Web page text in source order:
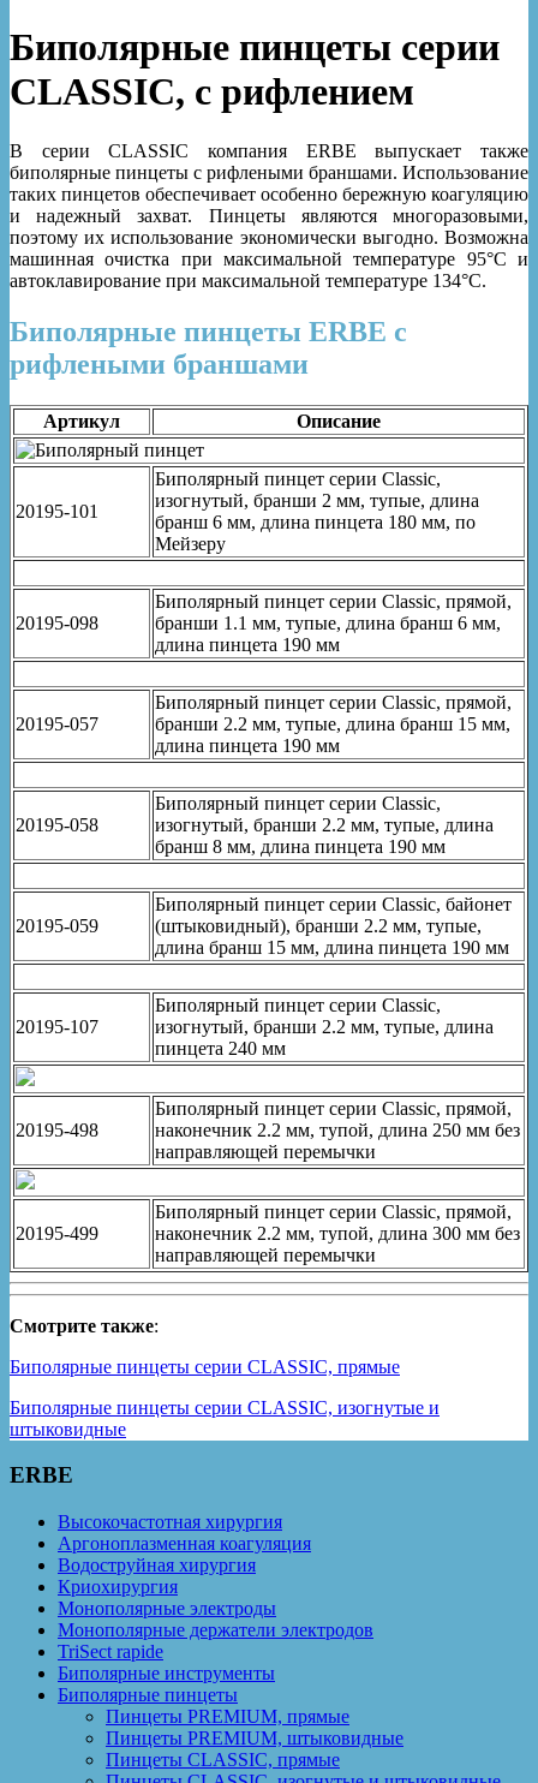
Биполярные пинцеты серии
CLASSIC, с рифлением
В серии CLASSIC компания ERBE выпускает также
биполярные пинцеты с рифлеными браншами. Использование
таких пинцетов обеспечивает особенно бережную коагуляцию
и надежный захват. Пинцеты являются многоразовыми,
поэтому их использование экономически выгодно. Возможна
машинная очистка при максимальной температуре 95°C и
автоклавирование при максимальной температуре 134°C.
Биполярные пинцеты ERBE с
рифлеными браншами
Артикул Описание
20195-101
Биполярный пинцет серии Classic,
изогнутый, бранши 2 мм, тупые, длина
бранш 6 мм, длина пинцета 180 мм, по
Мейзеру
20195-098
Биполярный пинцет серии Classic, прямой,
бранши 1.1 мм, тупые, длина бранш 6 мм,
длина пинцета 190 мм
20195-057
Биполярный пинцет серии Classic, прямой,
бранши 2.2 мм, тупые, длина бранш 15 мм,
длина пинцета 190 мм
20195-058
Биполярный пинцет серии Classic,
изогнутый, бранши 2.2 мм, тупые, длина
бранш 8 мм, длина пинцета 190 мм
20195-059
Биполярный пинцет серии Classic, байонет
(штыковидный), бранши 2.2 мм, тупые,
длина бранш 15 мм, длина пинцета 190 мм
20195-107
Биполярный пинцет серии Classic,
изогнутый, бранши 2.2 мм, тупые, длина
пинцета 240 мм
20195-498
Биполярный пинцет серии Classic, прямой,
наконечник 2.2 мм, тупой, длина 250 мм без
направляющей перемычки
20195-499
Биполярный пинцет серии Classic, прямой,
наконечник 2.2 мм, тупой, длина 300 мм без
направляющей перемычки
Смотрите также:
Биполярные пинцеты серии CLASSIC, прямые
Биполярные пинцеты серии CLASSIC, изогнутые и
штыковидные
ERBE
Высокочастотная хирургия
Аргоноплазменная коагуляция
Водоструйная хирургия
Криохирургия
Монополярные электроды
Монополярные держатели электродов
TriSect rapide
Биполярные инструменты
Биполярные пинцеты
Пинцеты PREMIUM, прямые
Пинцеты PREMIUM, штыковидные
Пинцеты CLASSIC, прямые